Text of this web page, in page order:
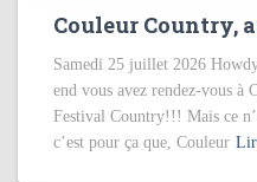
Couleur Country,
Samedi 25 juillet 2026
end vous avez rendez-vous à
Festival Country!!! Mais ce
c’est pour ça que, Couleur